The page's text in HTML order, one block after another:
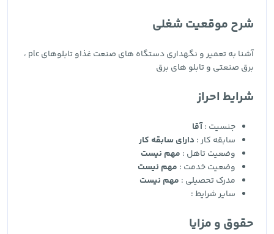
شرح موقعیت شغلی
آشنا به تعمیر و نگهداری دستگاه های صنعت غذاو تابلوهای plc ،
برق صنعتی و تابلو های برق
شرایط احراز
جنسیت :آقا
سابقه کار : دارای سابقه کار
وضعیت تاهل : مهم نیست
وضعیت خدمت : مهم نیست
مدرک تحصیلی : مهم نیست
سایر شرایط :
حقوق و مزایا